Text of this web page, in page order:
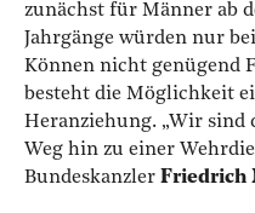
zunächst für Männer ab
Jahrgänge würden nur
Können nicht genügend
besteht die Möglichkeit
Heranziehung. „Wir sind
Weg hin zu einer
Bundeskanzler Friedrich